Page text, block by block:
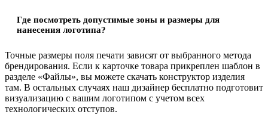
Где посмотреть допустимые зоны и размеры для
нанесения логотипа?
Точные размеры поля печати зависят от выбранного метода
брендирования. Если к карточке товара прикреплен шаблон в
разделе «Файлы», вы можете скачать конструктор изделия
там. В остальных случаях наш дизайнер бесплатно подготовит
визуализацию с вашим логотипом с учетом всех
технологических отступов.